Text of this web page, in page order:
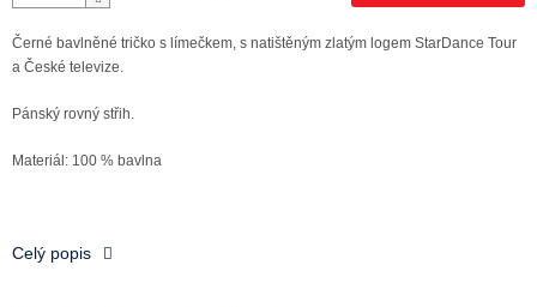
Černé bavlněné tričko s límečkem, s natištěným zlatým logem StarDance Tour
a České televize.
Pánský rovný střih.
Materiál: 100 % bavlna
Celý popis